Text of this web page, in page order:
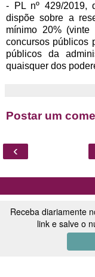
- PL nº 429/2019,
dispõe sobre a
mínimo 20%
concursos públicos
públicos da
quaisquer dos
Postar um
‹
Receba diariamente
link e salve o